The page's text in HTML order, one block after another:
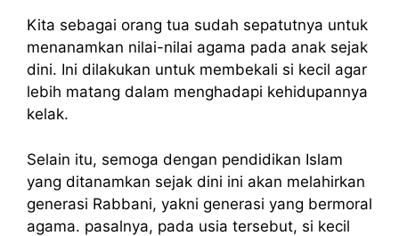
Kita sebagai orang tua sudah sepatutnya untuk
menanamkan nilai-nilai agama pada anak sejak
dini. Ini dilakukan untuk membekali si kecil agar
lebih matang dalam menghadapi kehidupannya
kelak.
Selain itu, semoga dengan pendidikan Islam
yang ditanamkan sejak dini ini akan melahirkan
generasi Rabbani, yakni generasi yang bermoral
agama. pasalnya, pada usia tersebut, si kecil